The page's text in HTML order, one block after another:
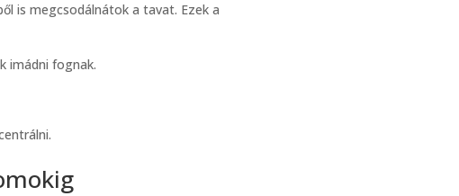
is megcsodálnátok a tavat. Ezek a
imádni fognak.